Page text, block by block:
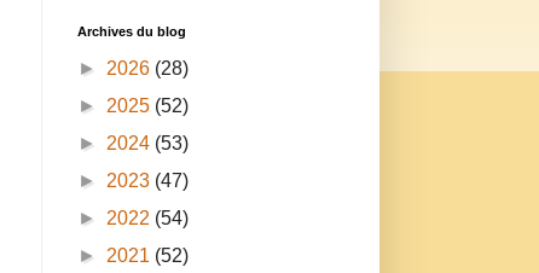
Archives du blog
► 2026 (28)
► 2025 (52)
► 2024 (53)
► 2023 (47)
► 2022 (54)
► 2021 (52)